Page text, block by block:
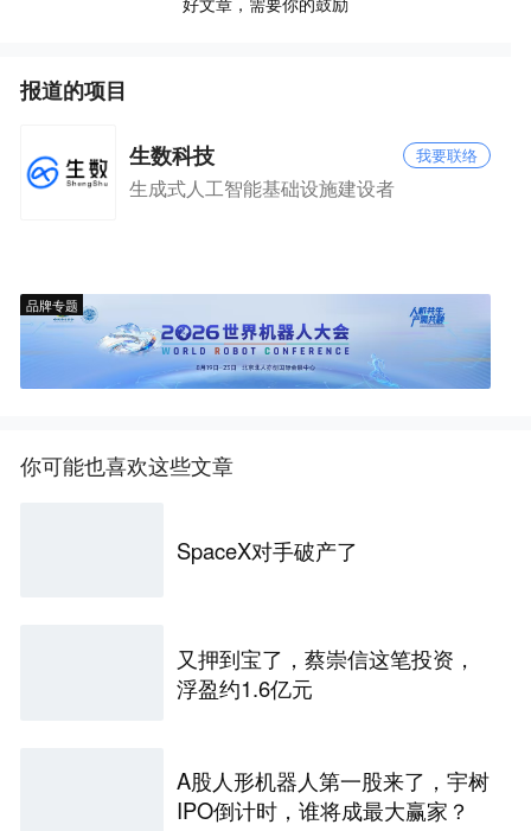
报道的项目
生数科技 我要联络
生成式人工智能基础设施建设者
品牌专题
你可能也喜欢这些文章
SpaceX对手破产了
又押到宝了，蔡崇信这笔投资，
浮盈约1.6亿元
A股人形机器人第一股来了，宇树
IPO倒计时，谁将成最大赢家？